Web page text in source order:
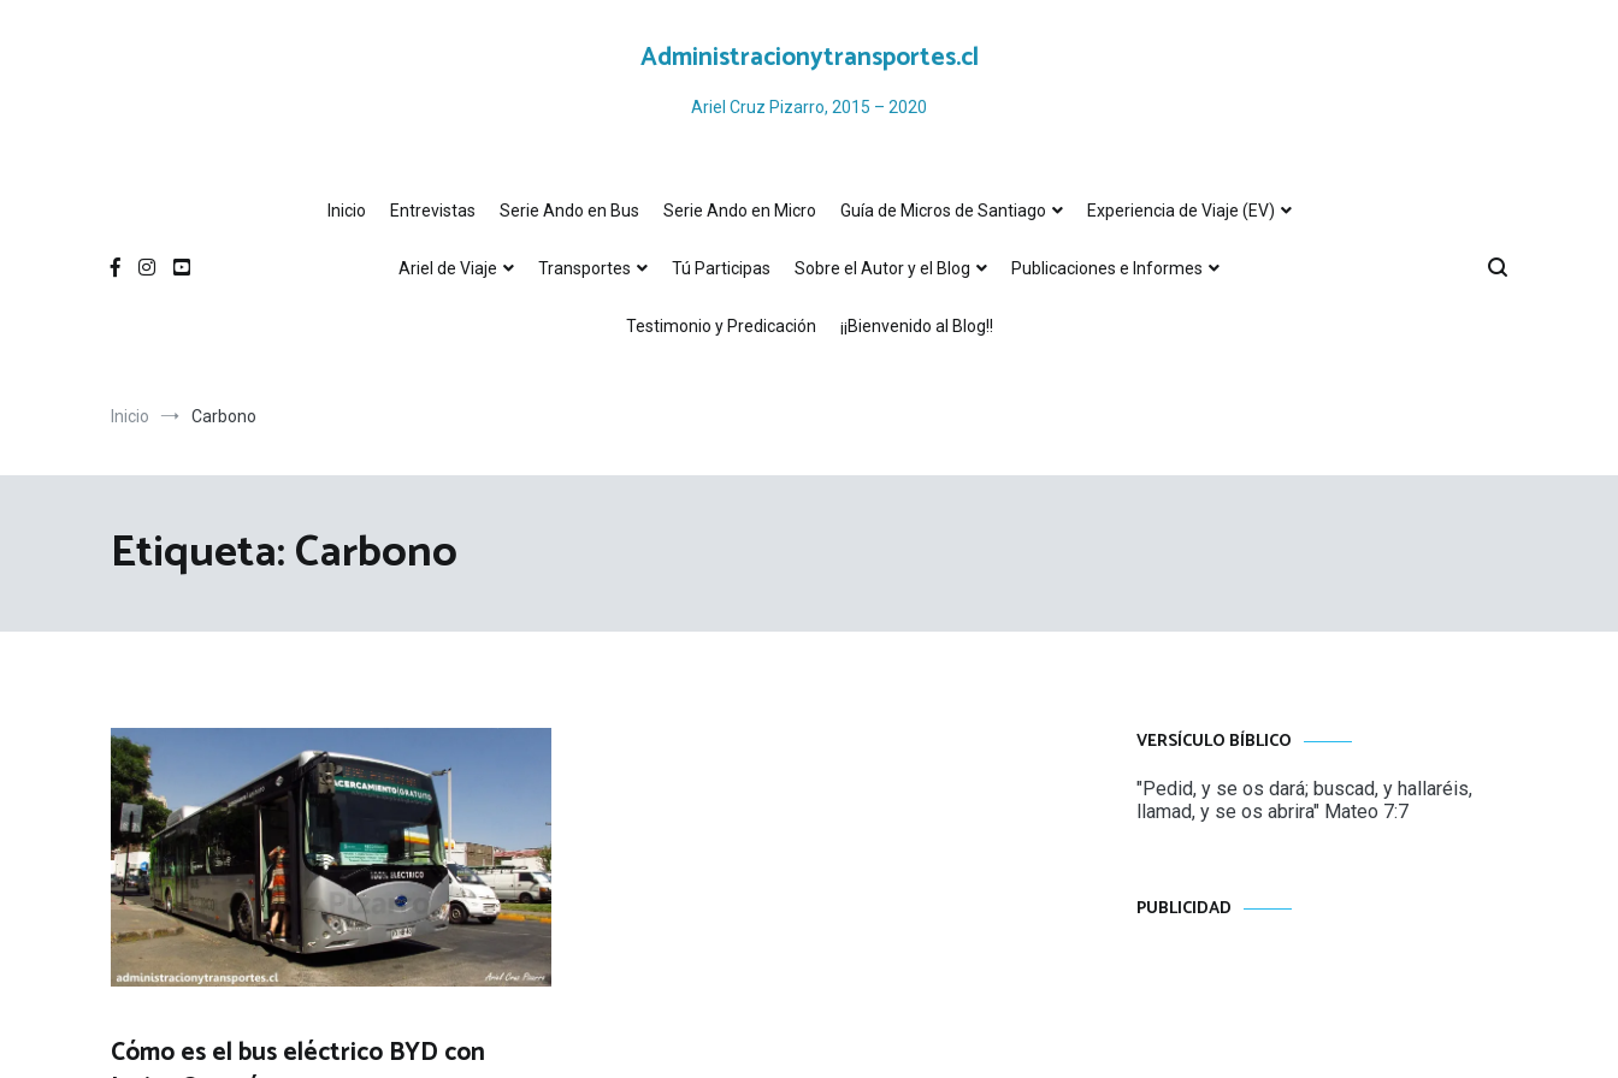
Administracionytransportes.cl
Ariel Cruz Pizarro, 2015 – 2020
Inicio Entrevistas Serie Ando en Bus Serie Ando en Micro Guía de Micros de Santiago Experiencia de Viaje (EV)
Ariel de Viaje Transportes Tú Participas Sobre el Autor y el Blog Publicaciones e Informes
Testimonio y Predicación ¡¡Bienvenido al Blog!!
Inicio Carbono
Etiqueta:Carbono
Cómo es el bus eléctrico BYD con
VERSÍCULO BÍBLICO
"Pedid, y se os dará; buscad, y hallaréis,
llamad, y se os abrira" Mateo 7:7
PUBLICIDAD